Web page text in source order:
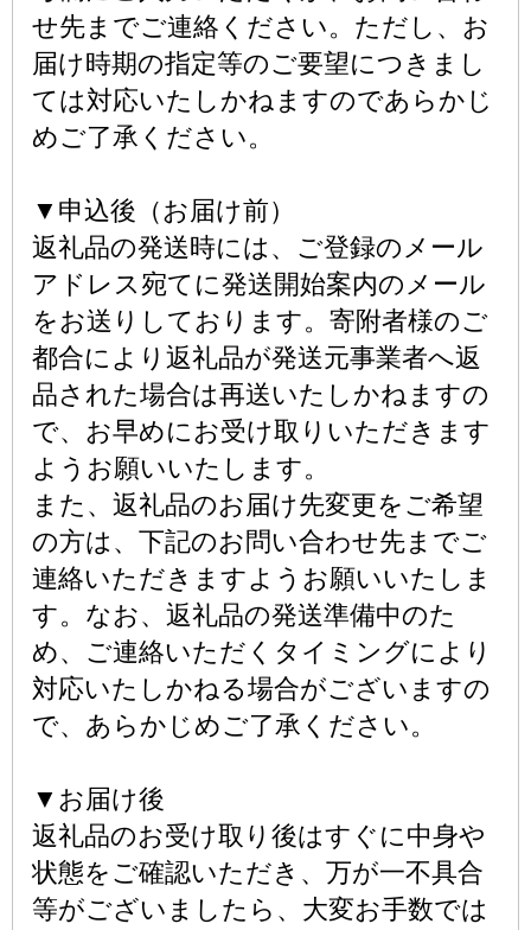
せ先までご連絡ください。ただし、お
届け時期の指定等のご要望につきまし
ては対応いたしかねますのであらかじ
めご了承ください。
▼申込後（お届け前）
返礼品の発送時には、ご登録のメール
アドレス宛てに発送開始案内のメール
をお送りしております。寄附者様のご
都合により返礼品が発送元事業者へ返
品された場合は再送いたしかねますの
で、お早めにお受け取りいただきます
ようお願いいたします。
また、返礼品のお届け先変更をご希望
の方は、下記のお問い合わせ先までご
連絡いただきますようお願いいたしま
す。なお、返礼品の発送準備中のた
め、ご連絡いただくタイミングにより
対応いたしかねる場合がございますの
で、あらかじめご了承ください。
▼お届け後
返礼品のお受け取り後はすぐに中身や
状態をご確認いただき、万が一不具合
等がございましたら、大変お手数では